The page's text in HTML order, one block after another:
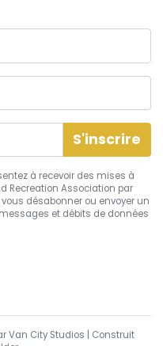
à recevoir des mises à
Recreation Association par
désabonner ou envoyer un
messages et débits de données
Van City Studios | Construit